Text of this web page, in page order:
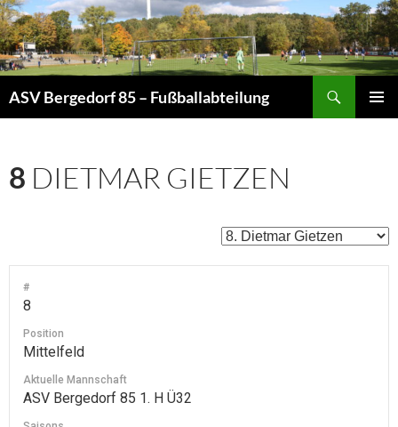
Zum
Inhalt
springen
ASV Bergedorf 85 – Fußballabteilung
8 DIETMAR GIETZEN
#
8
Position
Mittelfeld
Aktuelle Mannschaft
ASV Bergedorf 85 1. H Ü32